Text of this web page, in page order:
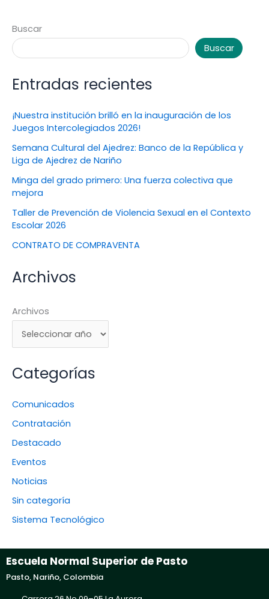
Buscar
Buscar
Entradas recientes
¡Nuestra institución brilló en la inauguración de los
Juegos Intercolegiados 2026!
Semana Cultural del Ajedrez: Banco de la República y
Liga de Ajedrez de Nariño
Minga del grado primero: Una fuerza colectiva que
mejora
Taller de Prevención de Violencia Sexual en el Contexto
Escolar 2026
CONTRATO DE COMPRAVENTA
Archivos
Archivos
Categorías
Comunicados
Contratación
Destacado
Eventos
Noticias
Sin categoría
Sistema Tecnológico
Escuela Normal Superior de Pasto
Pasto, Nariño, Colombia